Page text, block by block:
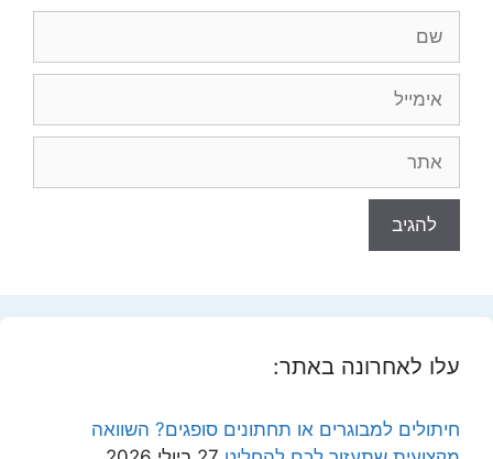
עלו לאחרונה באתר:
חיתולים למבוגרים או תחתונים סופגים? השוואה